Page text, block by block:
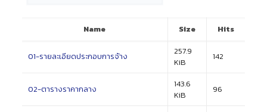
Name Size Hits
01-รายละเอียดประกอบการจ้าง
257.9
KiB
142
02-ตารางราคากลาง
143.6
KiB
96